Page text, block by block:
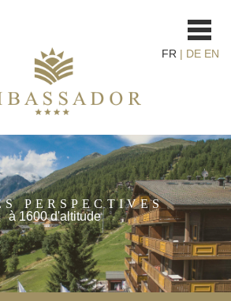
FR | DE EN
PERSPECTIVES
à 1600 d'altitude